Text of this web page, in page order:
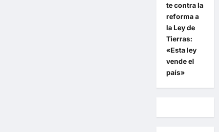
te contra la
reforma a
la Ley de
Tierras:
«Esta ley
vende el
país»